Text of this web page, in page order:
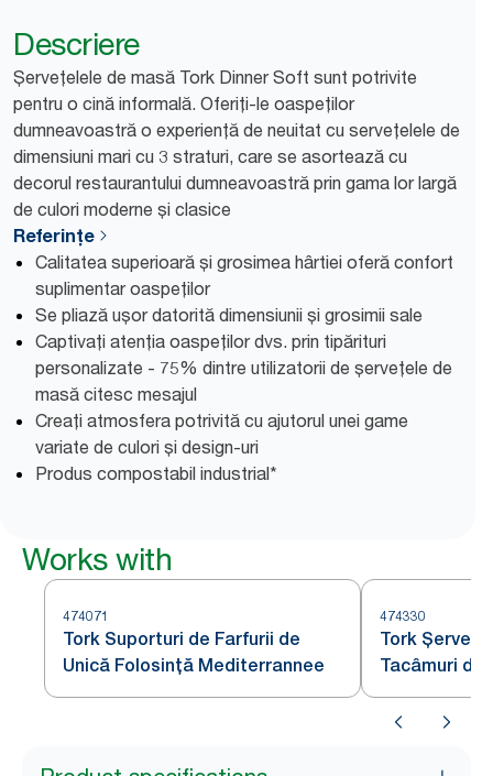
Descriere
Șervețelele de masă Tork Dinner Soft sunt potrivite
pentru o cină informală. Oferiți-le oaspeților
dumneavoastră o experiență de neuitat cu servețelele de
dimensiuni mari cu 3 straturi, care se asortează cu
decorul restaurantului dumneavoastră prin gama lor largă
de culori moderne și clasice
Referințe
Calitatea superioară și grosimea hârtiei oferă confort
suplimentar oaspeților
Se pliază ușor datorită dimensiunii și grosimii sale
Captivați atenția oaspeților dvs. prin tipărituri
personalizate - 75% dintre utilizatorii de șervețele de
masă citesc mesajul
Creați atmosfera potrivită cu ajutorul unei game
variate de culori și design-uri
Produs compostabil industrial*
Works with
474071
Tork Suporturi de Farfurii de
Unică Folosință Mediterrannee
474330
Tork
Tacâmuri
Albastru